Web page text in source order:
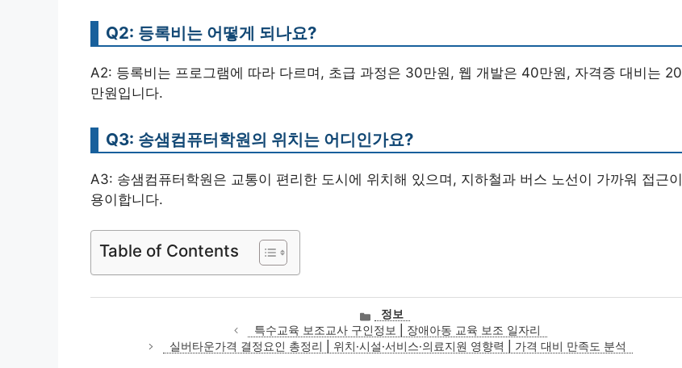
Q2: 등록비는 어떻게 되나요?
A2: 등록비는 프로그램에 따라 다르며, 초급 과정은 30만원, 웹 개발은 40만원, 자격증 대비는 20
만원입니다.
Q3: 송샘컴퓨터학원의 위치는 어디인가요?
A3: 송샘컴퓨터학원은 교통이 편리한 도시에 위치해 있으며, 지하철과 버스 노선이 가까워 접근이
용이합니다.
Table of Contents
카
테
고
정보
특수교육 보조교사 구인정보 | 장애아동 교육 보조 일자리
실버타운가격 결정요인 총정리 | 위치·시설·서비스·의료지원 영향력 | 가격 대비 만족도 분석